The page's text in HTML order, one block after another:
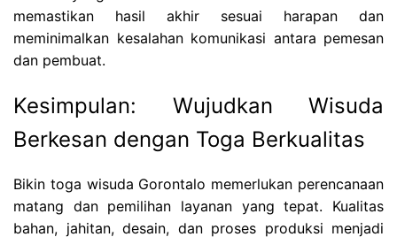
memastikan hasil akhir sesuai harapan dan
meminimalkan kesalahan komunikasi antara pemesan
dan pembuat.
Kesimpulan: Wujudkan Wisuda
Berkesan dengan Toga Berkualitas
Bikin toga wisuda Gorontalo memerlukan perencanaan
matang dan pemilihan layanan yang tepat. Kualitas
bahan, jahitan, desain, dan proses produksi menjadi